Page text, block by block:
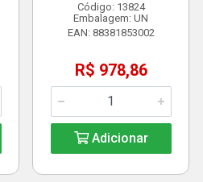
Código: 13824
Embalagem: UN
EAN: 88381853002
R$ 978,86
Adicionar